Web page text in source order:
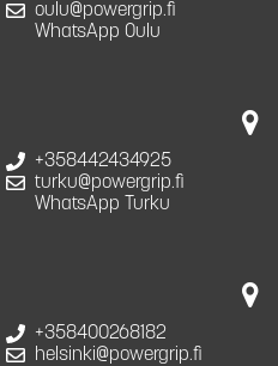
oulu@powergrip.fi
WhatsApp Oulu
+358442434925
turku@powergrip.fi
WhatsApp Turku
+358400268182
helsinki@powergrip.fi